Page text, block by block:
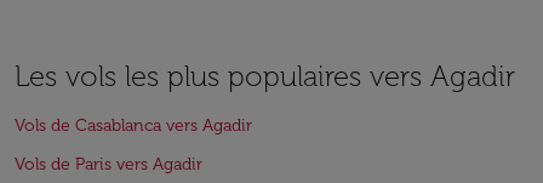
Les vols les plus populaires vers Agadir
Vols de Casablanca vers Agadir
Vols de Paris vers Agadir